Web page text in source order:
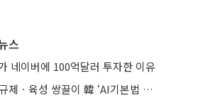
스
네이버에 100억달러 투자한 이유
“족쇄냐 날개냐”…규제ㆍ육성 쌍끌이 韓 ‘AI기본법 개정안’ 오늘 시행